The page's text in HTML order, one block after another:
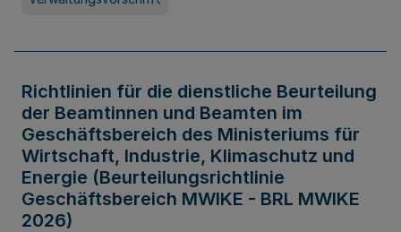
Richtlinien für die dienstliche Beurteilung
der Beamtinnen und Beamten im
Geschäftsbereich des Ministeriums für
Wirtschaft, Industrie, Klimaschutz und
Energie (Beurteilungsrichtlinie
Geschäftsbereich MWIKE - BRL MWIKE
2026)